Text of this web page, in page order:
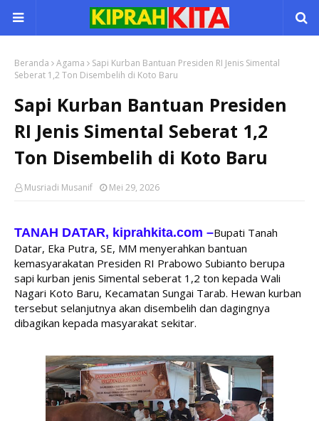
Beranda Agama
Sapi Kurban Bantuan Presiden RI Jenis Simental
Seberat 1,2 Ton Disembelih di Koto Baru
Sapi Kurban Bantuan Presiden
RI Jenis Simental Seberat 1,2
Ton Disembelih di Koto Baru
Musriadi Musanif Mei 29, 2026
TANAH DATAR, kiprahkita.com –Bupati Tanah
Datar, Eka Putra, SE, MM menyerahkan bantuan
kemasyarakatan Presiden RI Prabowo Subianto berupa
sapi kurban jenis Simental seberat 1,2 ton kepada Wali
Nagari Koto Baru, Kecamatan Sungai Tarab. Hewan kurban
tersebut selanjutnya akan disembelih dan dagingnya
dibagikan kepada masyarakat sekitar.